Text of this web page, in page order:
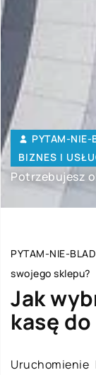
PYTAM-NIE-
BIZNES I
Potrzebujesz
PYTAM-NIE-
swojego sklepu?
Jak
kasę
Uruchomienie